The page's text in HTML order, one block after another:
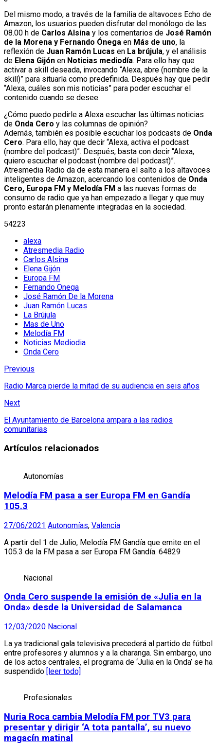
Del mismo modo, a través de la familia de altavoces Echo de
Amazon, los usuarios pueden disfrutar del monólogo de las
08.00 h de Carlos Alsina y los comentarios de José Ramón
de la Morena y Fernando Ónega en Más de uno, la
reflexión de Juan Ramón Lucas en La brújula, y el análisis
de Elena Gijón en Noticias mediodía. Para ello hay que
activar a skill deseada, invocando “Alexa, abre (nombre de la
skill)” para situarla como predefinida. Después hay que pedir
“Alexa, cuáles son mis noticias” para poder escuchar el
contenido cuando se desee.
¿Cómo puedo pedirle a Alexa escuchar las últimas noticias
de Onda Cero y las columnas de opinión?
Además, también es posible escuchar los podcasts de Onda
Cero. Para ello, hay que decir “Alexa, activa el podcast
(nombre del podcast)”. Después, basta con decir “Alexa,
quiero escuchar el podcast (nombre del podcast)”.
Atresmedia Radio da de esta manera el salto a los altavoces
inteligentes de Amazon, acercando los contenidos de Onda
Cero, Europa FM y Melodía FM a las nuevas formas de
consumo de radio que ya han empezado a llegar y que muy
pronto estarán plenamente integradas en la sociedad.
54223
alexa
Atresmedia Radio
Carlos Alsina
Elena Gijón
Europa FM
Fernando Onega
José Ramón De la Morena
Juan Ramón Lucas
La Brújula
Mas de Uno
Melodía FM
Noticias Mediodia
Onda Cero
Previous
Radio Marca pierde la mitad de su audiencia en seis años
Next
El Ayuntamiento de Barcelona ampara a las radios
comunitarias
Artículos relacionados
Autonomías
Melodía FM pasa a ser Europa FM en Gandía
105.3
27/06/2021 Autonomías, Valencia
A partir del 1 de Julio, Melodía FM Gandía que emite en el
105.3 de la FM pasa a ser Europa FM Gandía. 64829
Nacional
Onda Cero suspende la emisión de «Julia en la
Onda» desde la Universidad de Salamanca
12/03/2020 Nacional
La ya tradicional gala televisiva precederá al partido de fútbol
entre profesores y alumnos y a la charanga. Sin embargo, uno
de los actos centrales, el programa de ‘Julia en la Onda’ se ha
suspendido [leer todo]
Profesionales
Nuria Roca cambia Melodía FM por TV3 para
presentar y dirigir ‘A tota pantalla’, su nuevo
magacín matinal